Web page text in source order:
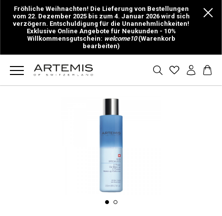
Fröhliche Weihnachten! Die Lieferung von Bestellungen
vom 22. Dezember 2025 bis zum 4. Januar 2026 wird sich
verzögern. Entschuldigung für die Unannehmlichkeiten!
Exklusive Online Angebote für Neukunden - 10%
Willkommensgutschein: welcome10(Warenkorb
bearbeiten)